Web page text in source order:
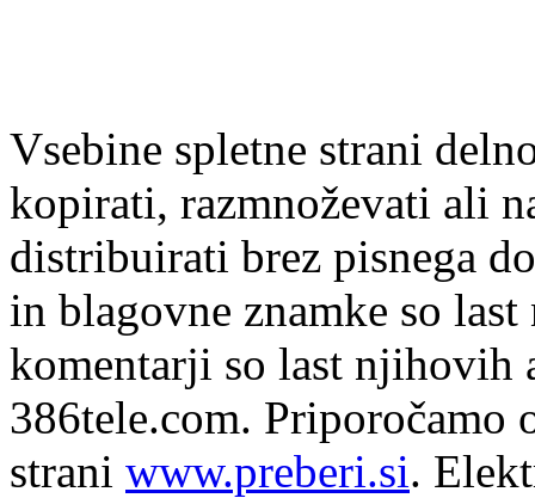
Vsebine spletne strani
kopirati, razmnoževati ali
distribuirati brez pisnega
in blagovne znamke so
komentarji so last njihovih
386tele.com. Priporočamo
strani www.preberi.si.